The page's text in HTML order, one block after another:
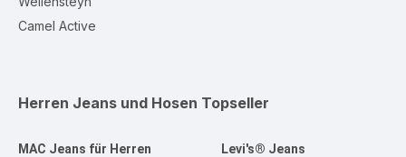
Camel Active
Herren Jeans und Hosen Topseller
MAC Jeans für Herren Levi's® Jeans